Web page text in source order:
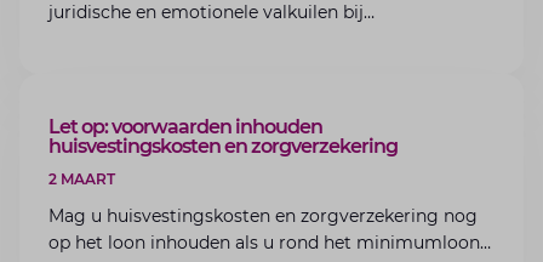
juridische en emotionele valkuilen bij
ARTIKEL
Let op: voorwaarden inhouden
huisvestingskosten en zorgverzekering
2 MAART
Mag u huisvestingskosten en zorgverzekering nog
op het loon inhouden als u rond het minimumloon